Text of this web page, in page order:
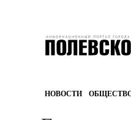
НОВОСТИ